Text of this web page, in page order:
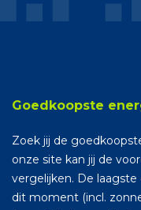
Goedkoopste
Zoek jij de
onze site kan jij de
vergelijken. De
dit moment (incl.